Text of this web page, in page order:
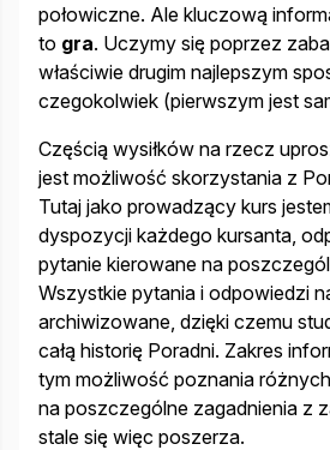
połowiczne. Ale kluczową
to gra. Uczymy się poprzez
właściwie drugim najlepszym
czegokolwiek (pierwszym jest
Częścią wysiłków na rzecz
jest możliwość skorzystania z
Tutaj jako prowadzący kurs
dyspozycji każdego kursanta,
pytanie kierowane na
Wszystkie pytania i odpowiedzi
archiwizowane, dzięki czemu
całą historię Poradni. Zakres
tym możliwość poznania
na poszczególne zagadnienia z
stale się więc poszerza.